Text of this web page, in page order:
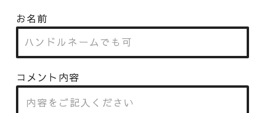
お名前
コメント内容